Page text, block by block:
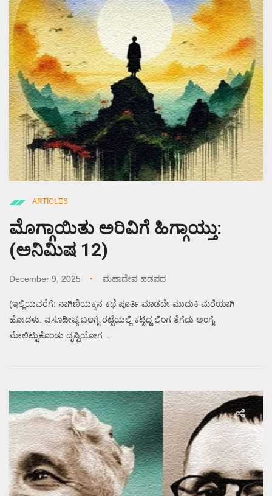
ARTICLES
ಮೊಗ್ಗಾಯಿತು ಅರಿವಿಗೆ ಹಿಗ್ಗಾಯ್ತು:
(ಅನಿಮಿಷ 12)
December 9, 2025 ಮಹಾದೇವ ಹಡಪದ
(ಇಲ್ಲಿಯವರೆಗೆ: ನಾಗಿಣಿಯಕ್ಕನ ಕಥೆ ಪೂರ್ತಿ ಮಾಡದೇ ಮುದುಕಿ ಮರೆಯಾಗಿ
ಹೋದಳು. ವಸೂದೀಪ್ಯ ಬಲಗೈ ರಟ್ಟೆಯಲ್ಲಿ ಕಟ್ಟಿದ್ದ ಲಿಂಗ ತೆಗೆದು ಅಂಗೈ
ಮೇಲಿಟ್ಟುಕೊಂಡು ದೃಷ್ಟಿಯೋಗ...